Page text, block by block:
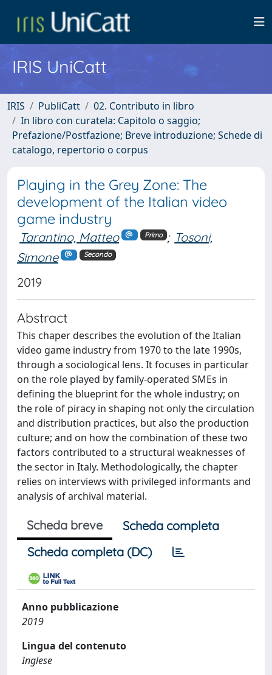
IRIS UniCatt
IRIS PubliCatt
02. Contributo in libro
In libro con curatela: Capitolo o saggio;
Prefazione/Postfazione; Breve introduzione; Schede di
catalogo, repertorio o corpus
Playing in the Grey Zone: The
development of the Italian video
game industry
Tarantino, Matteo Primo ; Tosoni,
Simone
Secondo
2019
Abstract
This chaper describes the evolution of the Italian
video game industry from 1970 to the late 1990s,
through a sociological lens. It focuses in particular
on the role played by family-operated SMEs in
defining the blueprint for the whole industry; on
the role of piracy in shaping not only the circulation
and distribution practices, but also the production
culture; and on how the combination of these two
factors contributed to a structural weaknesses of
the sector in Italy. Methodologically, the chapter
relies on interviews with privileged informants and
analysis of archival material.
Scheda breve
Scheda completa
Scheda completa (DC)
Anno pubblicazione
2019
Lingua del contenuto
Inglese